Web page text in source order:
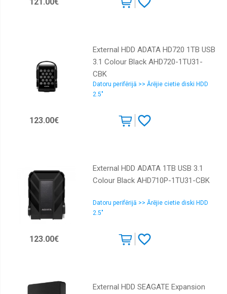
External HDD ADATA HD720 1TB USB
3.1 Colour Black AHD720-1TU31-
CBK
Datoru perifērijā >> Ārējie cietie diski HDD
2.5"
123.00€
External HDD ADATA 1TB USB 3.1
Colour Black AHD710P-1TU31-CBK
Datoru perifērijā >> Ārējie cietie diski HDD
2.5"
123.00€
External HDD SEAGATE Expansion